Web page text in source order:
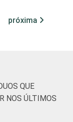
próxima
QUE
NOS ÚLTIMOS